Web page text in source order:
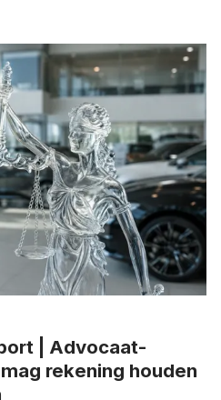
| Advocaat-
rekening houden